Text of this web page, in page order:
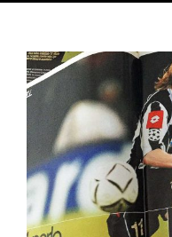
View
Larger
Image